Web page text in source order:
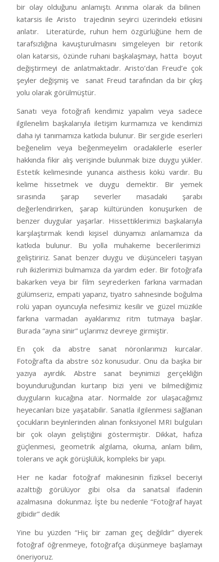
bir olay olduğunu anlamıştı. Arınma olarak da bilinen
katarsis ile Aristo
trajedinin seyirci üzerindeki etkisini
anlatır.
Literatürde, ruhun hem özgürlüğüne hem de
tarafsızlığına kavuşturulmasını simgeleyen bir retorik
olan katarsis, özünde ruhani başkalaşmayı, hatta
boyut
değiştirmeyi de anlatmaktadır. Aristo’dan Freud’e çok
şeyler değişmiş ve
sanat Freud tarafından da bir çıkış
yolu olarak görülmüştür.
Sanatı veya fotoğrafı kendimiz yapalım veya sadece
ilgilenelim başkalarıyla iletişim kurmamıza ve kendimizi
daha iyi tanımamıza katkıda bulunur. Bir sergide eserleri
beğenelim veya beğenmeyelim oradakilerle eserler
hakkında fikir alış verişinde bulunmak bize duygu yükler.
Estetik kelimesinde yunanca aisthesis kökü vardır. Bu
kelime hissetmek ve duygu demektir. Bir yemek
sırasında şarap severler masadaki şarabı
değerlendirirken, şarap kültüründen konuşurken de
benzer duygular yaşarlar. Hissettiklerimizi başkalarıyla
karşılaştırmak kendi kişisel dünyamızı anlamamıza da
katkıda bulunur. Bu yolla muhakeme becerilerimizi
geliştiririz. Sanat benzer duygu ve düşünceleri taşıyan
ruh ikizlerimizi bulmamıza da yardım eder. Bir fotoğrafa
bakarken veya bir film seyrederken farkına varmadan
gülümseriz, empati yaparız, tiyatro sahnesinde boğulma
rolü yapan oyuncuyla nefesimiz kesilir ve güzel müzikle
farkına varmadan ayaklarımız ritm tutmaya başlar.
Burada “ayna sinir” uçlarımız devreye girmiştir.
En çok da abstre sanat nöronlarımızı kurcalar.
Fotoğrafta da abstre söz konusudur. Onu da başka bir
yazıya ayırdık. Abstre sanat beynimizi gerçekliğin
boyunduruğundan kurtarıp bizi yeni ve bilmediğimiz
duyguların kucağına atar. Normalde zor ulaşacağımız
heyecanları bize yaşatabilir. Sanatla ilgilenmesi sağlanan
çocukların beyinlerinden alınan fonksiyonel MRI bulguları
bir çok olayın geliştiğini göstermiştir. Dikkat, hafıza
güçlenmesi, geometrik algılama, okuma, anlam bilim,
tolerans ve açık görüşlülük, kompleks bir yapı.
Her ne kadar fotoğraf makinesinin fiziksel beceriyi
azalttığı görülüyor gibi olsa da sanatsal ifadenin
azalmasına dokunmaz. İşte bu nedenle “Fotoğraf hayat
gibidir” dedik
Yine bu yüzden “Hiç bir zaman geç değildir” diyerek
fotoğraf öğrenmeye, fotoğrafça düşünmeye başlamayı
öneriyoruz.